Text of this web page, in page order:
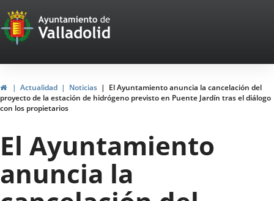
Portal
Web
del
Ayuntamiento
de
Valladolid
InicioActualidad Noticias
El Ayuntamiento anuncia la cancelación del
proyecto de la estación de hidrógeno previsto en Puente Jardín tras el diálogo
con los propietarios
El Ayuntamiento
anuncia la